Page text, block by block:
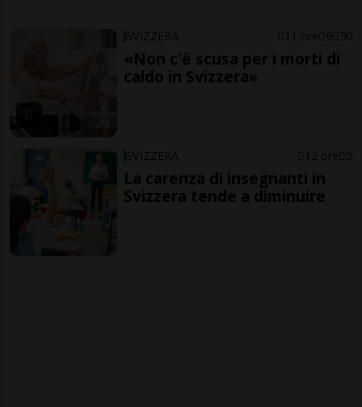
SVIZZERA 11 ore 9 50
«Non c'è scusa per i morti di
caldo in Svizzera»
SVIZZERA 12 ore 5
La carenza di insegnanti in
Svizzera tende a diminuire